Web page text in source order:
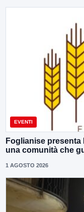
EVENTI
Foglianise presenta
una comunità che
1 AGOSTO 2026